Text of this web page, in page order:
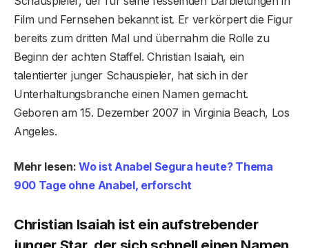
Film und Fernsehen bekannt ist. Er verkörpert die Figur
bereits zum dritten Mal und übernahm die Rolle zu
Beginn der achten Staffel. Christian Isaiah, ein
talentierter junger Schauspieler, hat sich in der
Unterhaltungsbranche einen Namen gemacht.
Geboren am 15. Dezember 2007 in Virginia Beach, Los
Angeles.
Mehr lesen:Wo ist Anabel Segura heute? Thema
900 Tage ohne Anabel, erforscht
Christian Isaiah ist ein aufstrebender